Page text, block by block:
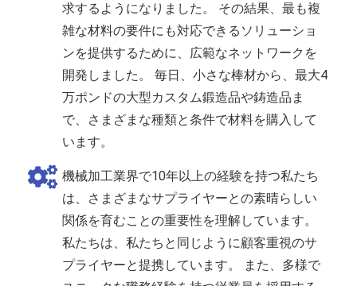
求するようになりました。 その結果、最も複
雑な材料の要件にも対応できるソリューショ
ンを提供するために、広範なネットワークを
開発しました。 毎日、小さな棒材から、最大4
万ポンドの大型カスタム鍛造品や鋳造品ま
で、さまざまな種類と条件で材料を購入して
います。
機械加工業界で10年以上の経験を持つ私たち
は、さまざまなサプライヤーとの素晴らしい
関係を育むことの重要性を理解しています。
私たちは、私たちと同じように顧客重視のサ
プライヤーと提携しています。 また、多様で